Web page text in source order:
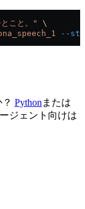
こと。"
\
--
Python または
ジェント向けは